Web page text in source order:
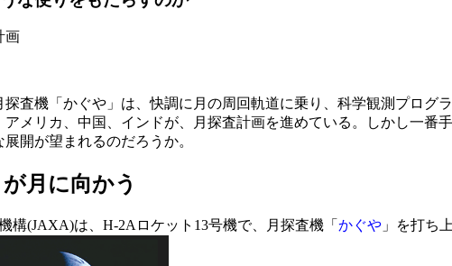
画
査機「 かぐや 」は、快調に月の周回軌道に乗り、科学観測プログ
メリカ、中国、インドが、月探査計画を進めている。しかし一
開が望まれるのだろうか。
月に向かう
構(JAXA)は、H-2Aロケット13号機で、月探査機「 かぐや 」を打ち